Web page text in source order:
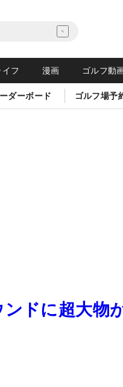
イフ 漫画 ゴルフ動
ダーボード ゴルフ場予
ンドに超大